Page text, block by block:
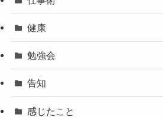
健康
勉強会
告知
感じたこと